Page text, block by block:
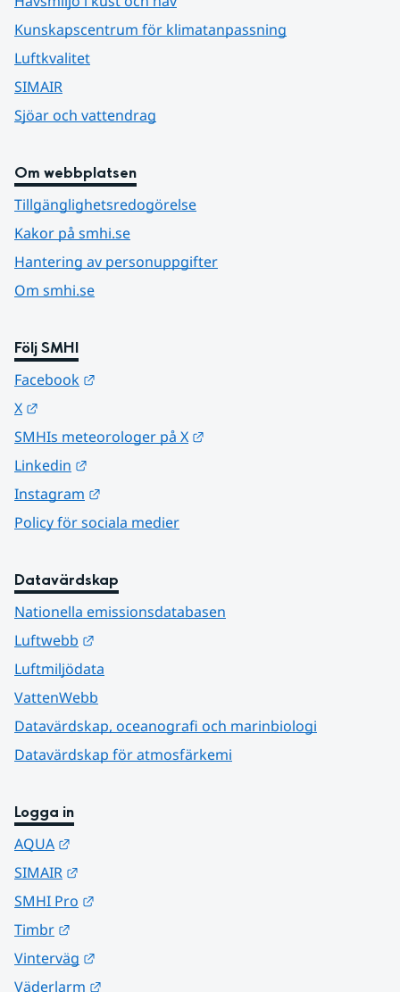
Kunskapscentrum för klimatanpassning
Luftkvalitet
SIMAIR
Sjöar och vattendrag
Om webbplatsen
Tillgänglighetsredogörelse
Kakor på smhi.se
Hantering av personuppgifter
Om smhi.se
Följ SMHI
Facebook
X
SMHIs meteorologer på X
Linkedin
Instagram
Policy för sociala medier
Datavärdskap
Nationella emissionsdatabasen
Luftwebb
Luftmiljödata
VattenWebb
Datavärdskap, oceanografi och marinbiologi
Datavärdskap för atmosfärkemi
Logga in
AQUA
SIMAIR
SMHI Pro
Timbr
Vinterväg
Väderlarm